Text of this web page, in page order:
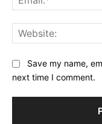
Save my name,
next time I comment.